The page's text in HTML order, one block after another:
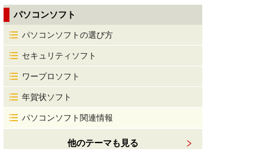
パソコンソフト
パソコンソフトの選び方
セキュリティソフト
ワープロソフト
年賀状ソフト
パソコンソフト関連情報
他のテーマも見る